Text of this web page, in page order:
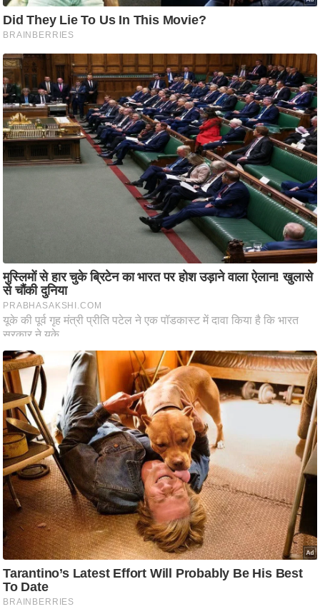
र
.
ई
.
चा
य
प
र
ज्यो
ति
ष
प्र
भु
म
हि
मा
/
ध
र्म
स्थ
ल
व्र
त
हा
र